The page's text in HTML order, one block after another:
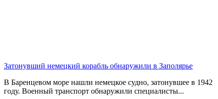
Затонувший немецкий корабль обнаружили в Заполярье
В Баренцевом море нашли немецкое судно, затонувшее в 1942
году. Военный транспорт обнаружили специалисты...